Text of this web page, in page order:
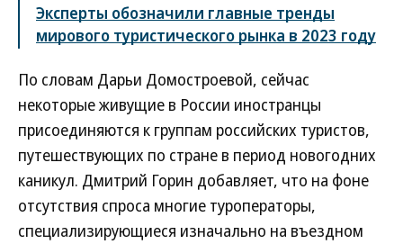
Эксперты обозначили главные тренды
мирового туристического рынка в 2023 году
По словам Дарьи Домостроевой, сейчас
некоторые живущие в России иностранцы
присоединяются к группам российских туристов,
путешествующих по стране в период новогодних
каникул. Дмитрий Горин добавляет, что на фоне
отсутствия спроса многие туроператоры,
специализирующиеся изначально на въездном